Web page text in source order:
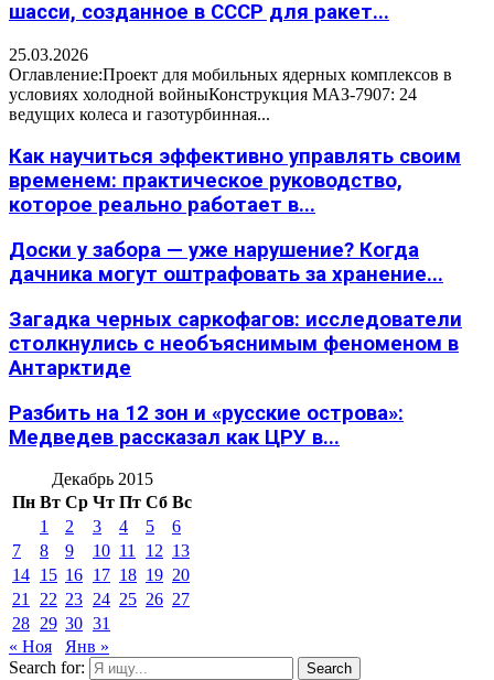
шасси, созданное в СССР для ракет...
25.03.2026
Оглавление:Проект для мобильных ядерных комплексов в
условиях холодной войныКонструкция МАЗ-7907: 24
ведущих колеса и газотурбинная...
Как научиться эффективно управлять своим
временем: практическое руководство,
которое реально работает в...
Доски у забора — уже нарушение? Когда
дачника могут оштрафовать за хранение...
Загадка черных саркофагов: исследователи
столкнулись с необъяснимым феноменом в
Антарктиде
Разбить на 12 зон и «русские острова»:
Медведев рассказал как ЦРУ в...
Декабрь 2015
Пн Вт Ср Чт Пт Сб Вс
1
2 3 4 5
6
7
8 9 10 11 12 13
14 15 16 17 18 19 20
21
22 23 24 25 26 27
28 29 30 31
« Ноя
Янв »
Search for:
Search